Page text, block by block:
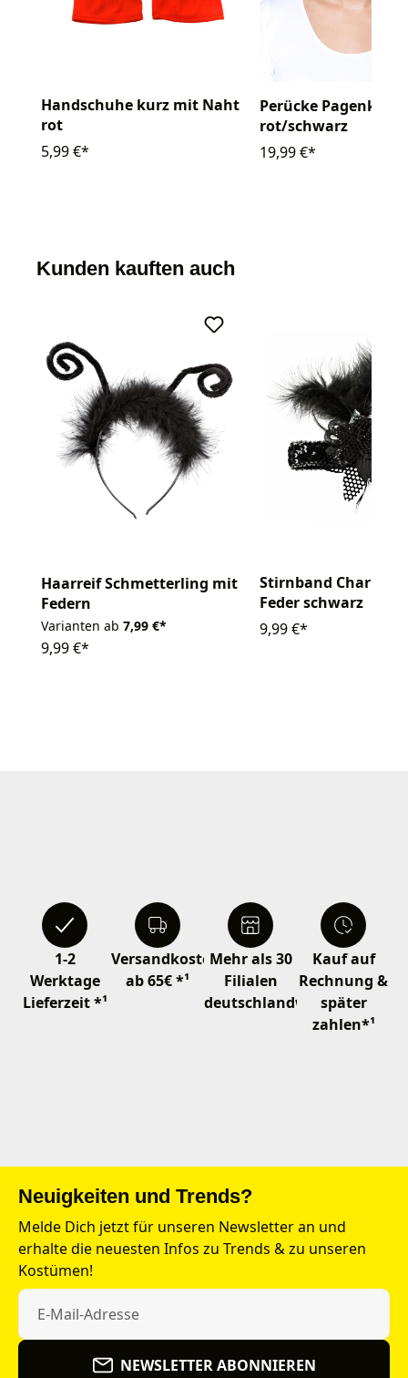
Handschuhe kurz mit Naht
rot
5,99 €*
Perücke Pagenkopf
rot/schwarz
19,99 €*
Kunden kauften auch
Haarreif Schmetterling mit
Federn
Varianten ab 7,99 €*
9,99 €*
Stirnband
Feder schwarz
9,99 €*
1-2
Werktage
Lieferzeit *¹
Versandkostenfrei
ab 65€ *¹
Mehr als 30
Filialen
deutschlandweit
Kauf auf
Rechnung &
später
zahlen*¹
Neuigkeiten und Trends?
Melde Dich jetzt für unseren Newsletter an und
erhalte die neuesten Infos zu Trends & zu unseren
Kostümen!
NEWSLETTER ABONNIEREN